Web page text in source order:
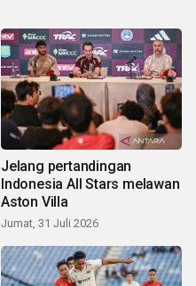
Jelang pertandingan
Indonesia All Stars melawan
Aston Villa
Jumat, 31 Juli 2026